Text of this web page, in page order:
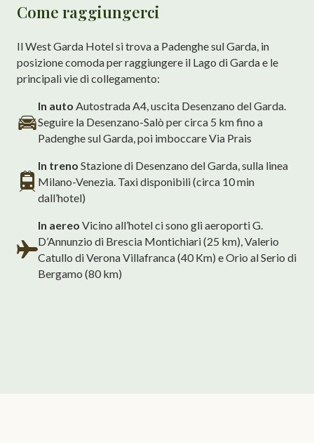
Come raggiungerci
Il West Garda Hotel si trova a Padenghe sul Garda, in
posizione comoda per raggiungere il Lago di Garda e le
principali vie di collegamento:
In auto Autostrada A4, uscita Desenzano del Garda.
Seguire la Desenzano-Salò per circa 5 km fino a
Padenghe sul Garda, poi imboccare Via Prais
In treno Stazione di Desenzano del Garda, sulla linea
Milano-Venezia. Taxi disponibili (circa 10 min
dall’hotel)
In aereo Vicino all’hotel ci sono gli aeroporti G.
D’Annunzio di Brescia Montichiari (25 km), Valerio
Catullo di Verona Villafranca (40 Km) e Orio al Serio di
Bergamo (80 km)